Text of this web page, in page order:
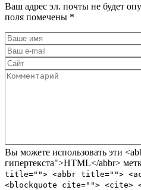
Ваш адрес эл. почты не будет
поля помечены *
Вы можете использовать эти
гипертекста">HTML</abbr>
title=""> <abbr title="">
<blockquote cite=""> <cite>